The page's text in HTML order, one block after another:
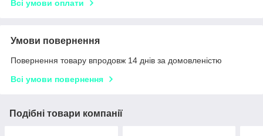
Всі умови оплати
Умови повернення
Повернення товару впродовж 14 днів за домовленістю
Всі умови повернення
Подібні товари компанії